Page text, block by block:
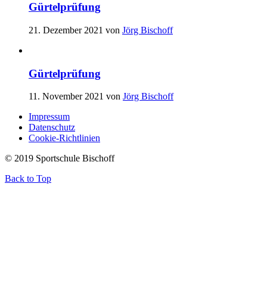
Gürtelprüfung
21. Dezember 2021 von Jörg Bischoff
Gürtelprüfung
11. November 2021 von Jörg Bischoff
Impressum
Datenschutz
Cookie-Richtlinien
© 2019 Sportschule Bischoff
Back to Top